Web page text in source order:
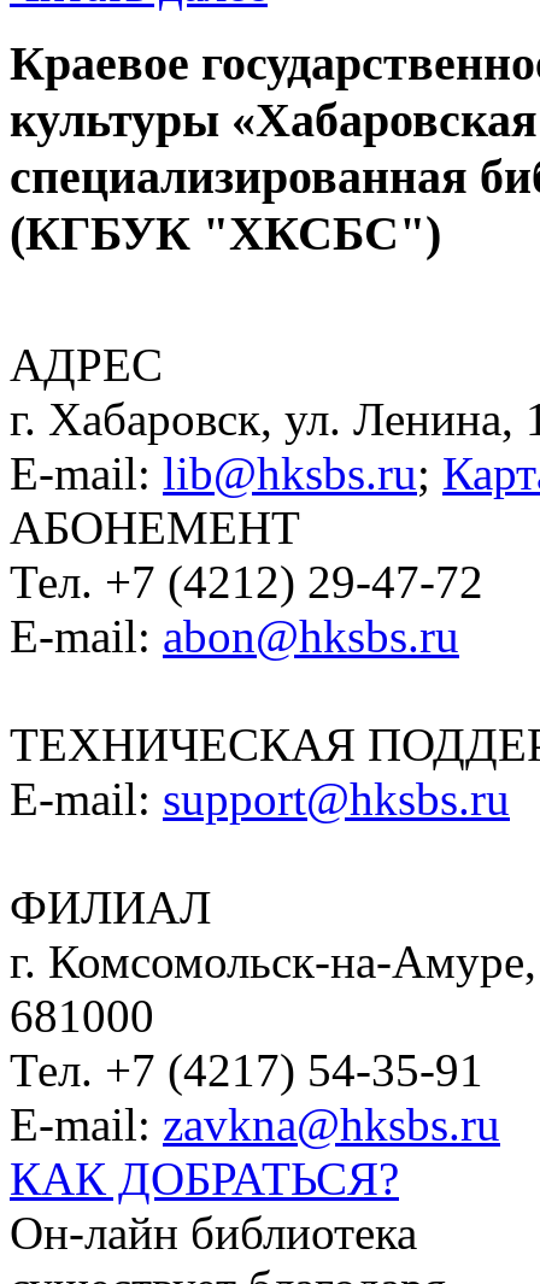
Краевое
культуры
специализированная
(КГБУК "ХКСБС")
АДРЕС
г. Хабаровск, ул. Ленина,
E-mail: lib@hksbs.ru;
АБОНЕМЕНТ
Тел. +7 (4212) 29-47-72
E-mail: abon@hksbs.ru
ТЕХНИЧЕСКАЯ
E-mail: support@hksbs.ru
ФИЛИАЛ
г. Комсомольск-на-
681000
Тел. +7 (4217) 54-35-91
E-mail: zavkna@hksbs.ru
КАК ДОБРАТЬСЯ?
Он-лайн библиотека